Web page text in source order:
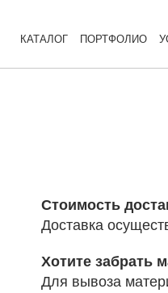
КАТАЛОГ ПОРТФОЛИО
Стоимость
Доставка
Хотите забрать
Для вывоза